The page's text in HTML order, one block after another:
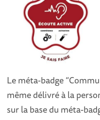
Le méta-badge
même délivré à la
sur la base du méta-